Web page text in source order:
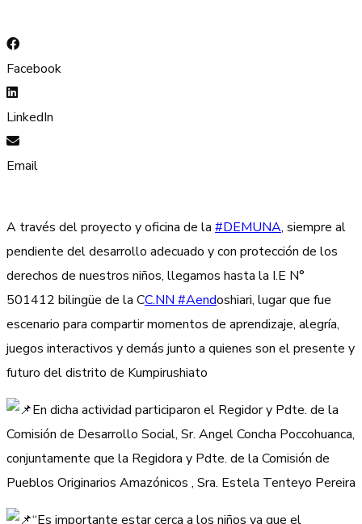
Facebook
LinkedIn
Email
A través del proyecto y oficina de la #DEMUNA, siempre al
pendiente del desarrollo adecuado y con protección de los
derechos de nuestros niños, llegamos hasta la I.E N°
501412 bilingüe de la CC.NN #Aendoshiari, lugar que fue
escenario para compartir momentos de aprendizaje, alegría,
juegos interactivos y demás junto a quienes son el presente y
futuro del distrito de Kumpirushiato
En dicha actividad participaron el Regidor y Pdte. de la
Comisión de Desarrollo Social, Sr. Angel Concha Poccohuanca,
conjuntamente que la Regidora y Pdte. de la Comisión de
Pueblos Originarios Amazónicos , Sra. Estela Tenteyo Pereira
“Es importante estar cerca a los niños ya que el